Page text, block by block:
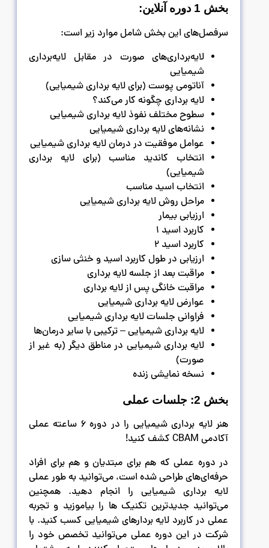
بخش 1 دوره آنلاین:
سرفصل‌های این بخش شامل موارد زیر است:
لایه‌برداری‌های صورت در مقابل لایه‌برداری
شیمیایی
آناتومی پوست (برای لایه برداری شیمیایی)
لایه برداری چگونه کار می‌کند؟
سطوح مختلف نفوذ لایه برداری شیمیایی
نشانه‌های لایه برداری شیمیایی
عوامل موفقیت در درمان لایه برداری شیمیایی
انتخاب کاندید مناسب (برای لایه برداری
شیمیایی)
انتخاب اسید مناسب
مراحل روش لایه برداری شیمیایی
ارزیابی بیمار
کاربرد اسید 1
کاربرد اسید 2
ارزیابی در طول کاربرد اسید و خنثی سازی
مراقبت بعد از جلسه لایه برداری
مراقبت خانگی پس از لایه برداری
عوارض لایه برداری شیمیایی
فراوانی جلسات لایه برداری شیمیایی
لایه برداری شیمیایی – ترکیبی با سایر درمان‌ها
لایه برداری شیمیایی در مناطق دیگر (به غیر از
صورت)
نسخه نمایشی زنده
بخش 2: جلسات عملی
هنر لایه برداری شیمیایی را در دوره 6 ساعته عملی
آکادمی CBAM کشف کنید!
در دوره عملی که هم برای مبتدیان و هم برای افراد
حرفه‌ای‌های طراحی شده است، می‌توانید به طور عملی
لایه برداری شیمیایی را انجام دهید. همچنین
می‌توانید جدیدترین تکنیک ها را بیاموزید و تجربه
عملی در کاربرد لایه بردارهای شیمیایی کسب کنید. با
شرکت در این دوره عملی می‌توانید تخصص خود را